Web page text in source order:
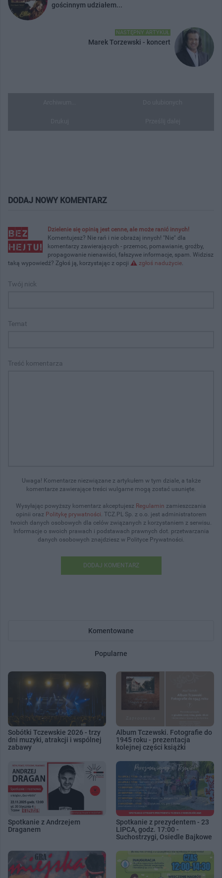
gościnnym udziałem...
NASTĘPNY ARTYKUŁ
Marek Torzewski - koncert
DODAJ NOWY KOMENTARZ
Dzielenie się opinią jest cenne, ale może ranić innych!
Komentujesz? Nie rań i nie obrażaj innych! "Nie" dla
komentarzy zawierających - przemoc, pomawianie, groźby,
propagowanie nienawiści, fałszywe informacje, spam. Widzisz
taką wypowiedź? Zgłoś ją, korzystając z opcji
zgłoś nadużycie.
Twój nick
Temat
Treść komentarza
Uwaga! Komentarze niezwiązane z artykułem w tym dziale, a także
komentarze zawierające treści wulgarne mogą zostać usunięte.
Wysyłając powyższy komentarz akceptujesz Regulamin zamieszczania
opinii oraz Politykę prywatności. TCZ.PL Sp. z o.o. jest administratorem
twoich danych osobowych dla celów związanych z korzystaniem z serwisu.
Informacje o swoich prawach i podstawach prawnych dot. przetwarzania
danych osobowych znajdziesz w Polityce Prywatności.
DODAJ KOMENTARZ
Komentowane
Popularne
Sobótki Tczewskie 2026 - trzy
dni muzyki, atrakcji i wspólnej
zabawy
Album Tczewski. Fotografie do
1945 roku - prezentacja
kolejnej części książki
Spotkanie z Andrzejem
Draganem
Spotkanie z prezydentem - 23
LIPCA, godz. 17:00 -
Suchostrzygi, Osiedle Bajkowe